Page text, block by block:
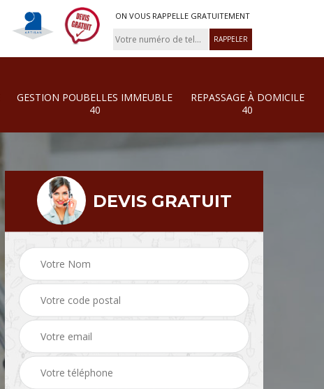
ON VOUS RAPPELLE GRATUITEMENT
GESTION POUBELLES IMMEUBLE
40
REPASSAGE À DOMICILE
40
DEVIS GRATUIT